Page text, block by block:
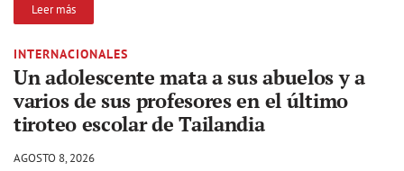
Leer más
INTERNACIONALES
Un adolescente mata a sus abuelos y a
varios de sus profesores en el último
tiroteo escolar de Tailandia
AGOSTO 8, 2026